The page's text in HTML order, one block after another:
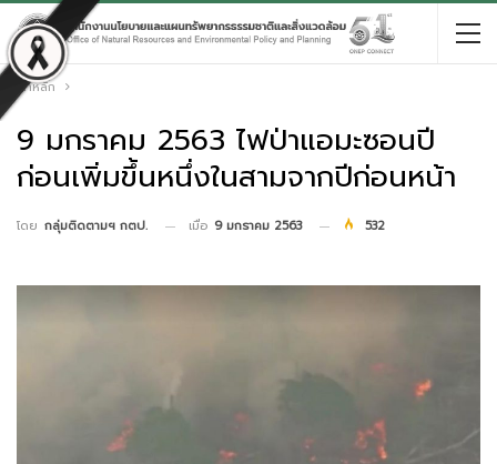
หน้าหลัก
9 มกราคม 2563 ไฟป่าแอมะซอนปี
ก่อนเพิ่มขึ้นหนึ่งในสามจากปีก่อนหน้า
โดย กลุ่มติดตามฯ กตป. เมื่อ 9 มกราคม 2563 532